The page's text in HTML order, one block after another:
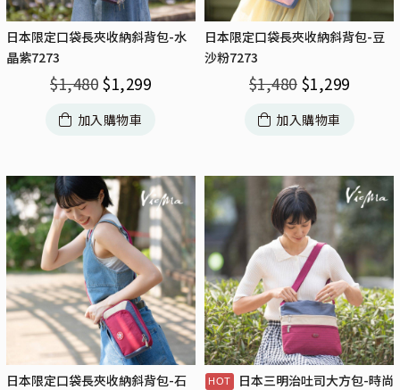
日本限定口袋長夾收納斜背包-水
晶紫7273
$1,480 $1,299
加入購物車
日本限定口袋長夾收納斜背包-豆
沙粉7273
$1,480 $1,299
加入購物車
日本限定口袋長夾收納斜背包-石
日本三明治吐司大方包-時尚